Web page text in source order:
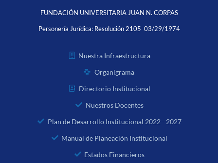
FUNDACIÓN UNIVERSITARIA JUAN N. CORPAS
Personería Jurídica: Resolución 2105 03/29/1974
Nuestra Infraestructura
Organigrama
Directorio Institucional
Nuestros Docentes
Plan de Desarrollo Institucional 2022 - 2027
Manual de Planeación Institucional
Estados Financieros